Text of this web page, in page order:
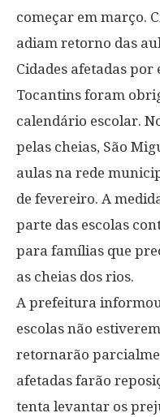
começar em março.
adiam retorno das
Cidades afetadas
Tocantins foram
calendário escolar.
pelas cheias, São
aulas na rede
de fevereiro. A
parte das escolas
para famílias que
as cheias dos rios.
A prefeitura informou
escolas não
retornarão
afetadas farão
tenta levantar os